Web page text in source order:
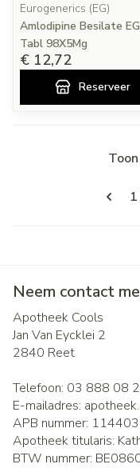
Eurogenerics (EG)
Amlodipine Besilate EG
Tabl 98X5Mg
€ 12,72
Reserveer
1
Toon
Neem contact
Apotheek Cools
Jan Van Eycklei 2
2840 Reet
Telefoon: 03 888 08
E-mailadres:
APB nummer: 114403
Apotheek titularis:
BTW nummer: